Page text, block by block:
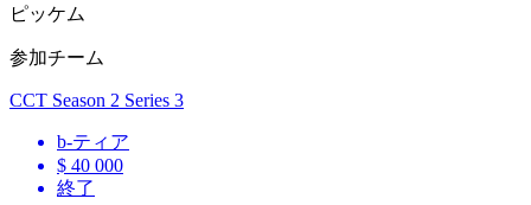
ピッケム
参加チーム
CCT Season 2 Series 3
b-ティア
$ 40 000
終了